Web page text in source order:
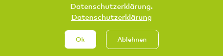
Datenschutzerklärung.
Datenschutzerklärung
Ok Ablehnen